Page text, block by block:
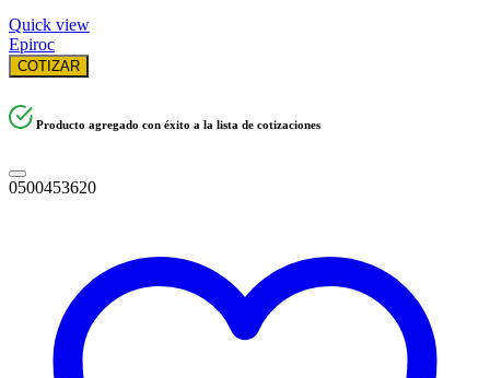
Quick view
Epiroc
COTIZAR
Producto agregado con éxito a la lista de cotizaciones
0500453620